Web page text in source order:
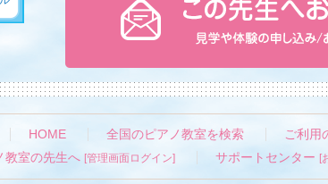
HOME 全国のピアノ教室を検索
ご利用
教室の先生へ [管理画面ログイン] サポートセンター [